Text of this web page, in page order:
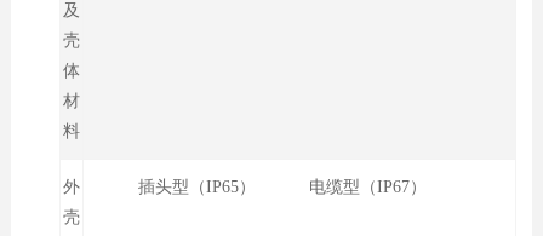
及
壳
体
材
料
外
壳
插头型（IP65） 电缆型（IP67）